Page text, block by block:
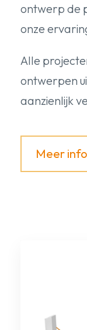
ontwerp de
onze
Alle
ontwerpen
aanzienlijk
Meer